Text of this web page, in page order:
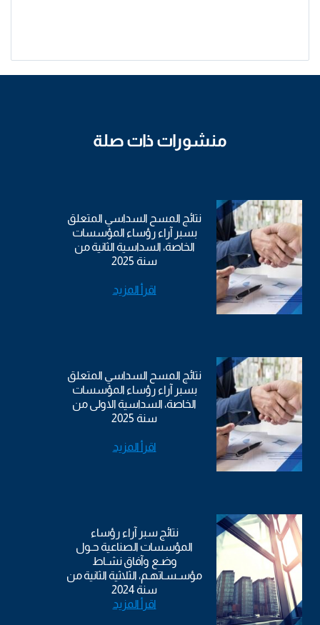
منشورات ذات صلة
نتائج المسح السداسي المتعلق
بسبر آراء رؤساء المؤسسات
الخاصة، السداسية الثانية من
سنة 2025
اقرأ المزيد
نتائج المسح السداسي المتعلق
بسبر آراء رؤساء المؤسسات
الخاصة، السداسية الاولى من
سنة 2025
اقرأ المزيد
نتائج سبر آراء رؤساء
المؤسسات الصناعية حـول
وضـع وآفاق نشـاط
مؤسـسـاتهـم، الثلاثية الثانية من
سنة 2024
اقرأ المزيد